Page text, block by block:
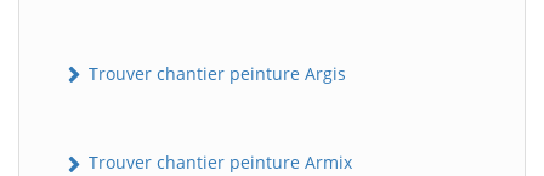
Trouver chantier peinture Argis
Trouver chantier peinture Armix